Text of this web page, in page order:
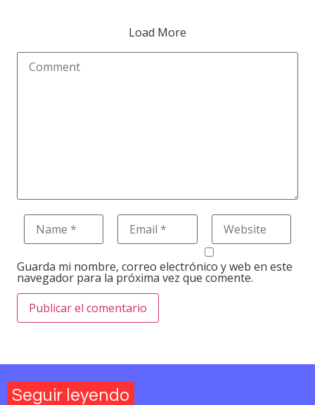
Load More
Guarda mi nombre, correo electrónico y web en este
navegador para la próxima vez que comente.
Seguir leyendo